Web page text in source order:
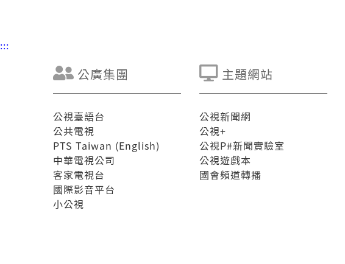
:::
公廣集團
公視臺語台
公共電視
PTS Taiwan (English)
中華電視公司
客家電視台
國際影音平台
小公視
主題網站
公視新聞網
公視+
公視P#新聞實驗室
公視遊戲本
國會頻道轉播